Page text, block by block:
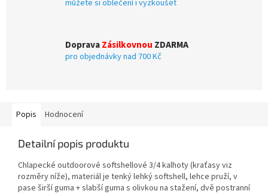
můžete si oblečení i vyzkoušet
DopravaZásilkovnou ZDARMA
pro objednávky nad 700 Kč
Popis Hodnocení
Detailní popis produktu
Chlapecké outdoorové softshellové 3/4 kalhoty (kraťasy viz
rozměry níže), materiál je tenký lehký softshell, lehce pruží, v
pase širší guma + slabší guma s olivkou na stažení, dvě postranní